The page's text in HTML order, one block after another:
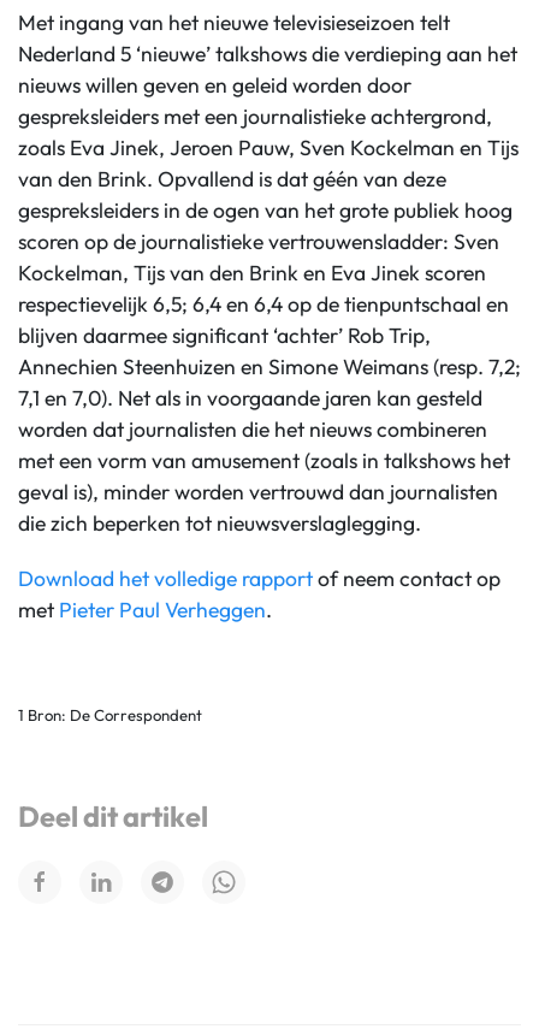
Met ingang van het nieuwe televisieseizoen telt
Nederland 5 ‘nieuwe’ talkshows die verdieping aan het
nieuws willen geven en geleid worden door
gespreksleiders met een journalistieke achtergrond,
zoals Eva Jinek, Jeroen Pauw, Sven Kockelman en Tijs
van den Brink. Opvallend is dat géén van deze
gespreksleiders in de ogen van het grote publiek hoog
scoren op de journalistieke vertrouwensladder: Sven
Kockelman, Tijs van den Brink en Eva Jinek scoren
respectievelijk 6,5; 6,4 en 6,4 op de tienpuntschaal en
blijven daarmee significant ‘achter’ Rob Trip,
Annechien Steenhuizen en Simone Weimans (resp. 7,2;
7,1 en 7,0). Net als in voorgaande jaren kan gesteld
worden dat journalisten die het nieuws combineren
met een vorm van amusement (zoals in talkshows het
geval is), minder worden vertrouwd dan journalisten
die zich beperken tot nieuwsverslaglegging.
Download het volledige rapportof neem contact op
met Pieter Paul Verheggen.
1 Bron: De Correspondent
Deel dit artikel